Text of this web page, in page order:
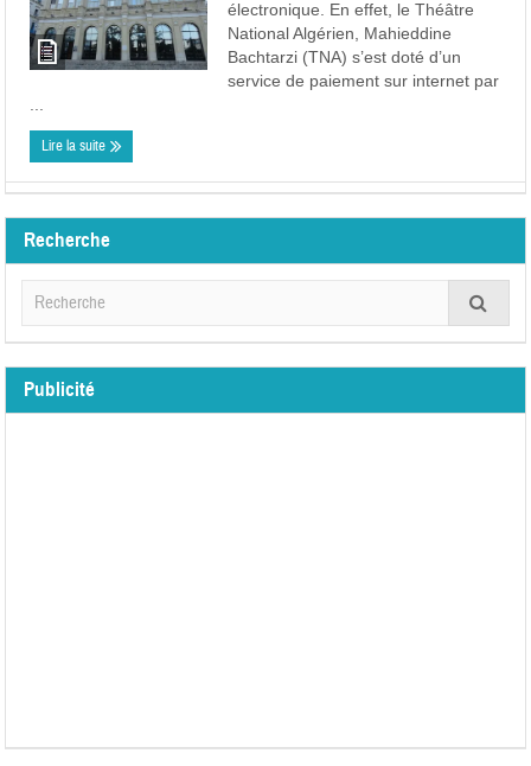
électronique. En effet, le Théâtre
National Algérien, Mahieddine
Bachtarzi (TNA) s’est doté d’un
service de paiement sur internet par
Lire la suite
Recherche
Publicité